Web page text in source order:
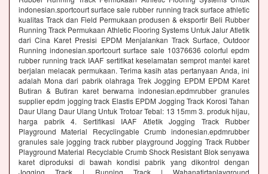
indonesian.sportcourt surface sale rubber running track surface athletic
kualitas Track dan Field Permukaan produsen & eksportir Beli Rubber
Running Track Permukaan Athletic Flooring Systems Untuk Jalur Atletik
dari Cina Karet Presisi EPDM Menjalankan Track Surface, Outdoor
Running indonesian.sportcourt surface sale 10376636 colorful epdm
rubber running track IAAF sertifikat keselamatan semprot mantel karet
berjalan melacak permukaan. Terima kasih atas pertanyaan Anda, ini
adalah Mona dari pabrik olahraga Trek Jogging EPDM EPDM Karet
Butiran & Butiran karet berwarna indonesian.epdmrubber granules
supplier epdm jogging track Elastis EPDM Jogging Track Korosi Tahan
Daur Ulang Daur Ulang Untuk Trotoar Tebal: 13 15mm 3. produk hijau,
harga pabrik 4. Sertifikasi IAAF Atletik Jogging Track Rubber
Playground Material Recyclingable Crumb indonesian.epdmrubber
granules sale jogging track rubber playground Jogging Track Rubber
Playground Material Recyclable Crumb Shock Resistant Blok senyawa
karet diproduksi di bawah kondisi pabrik yang dikontrol dengan